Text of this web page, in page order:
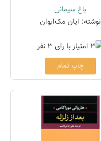
باغ سیمانی
نوشته: ایان مک‌ایوان
چاپ تمام